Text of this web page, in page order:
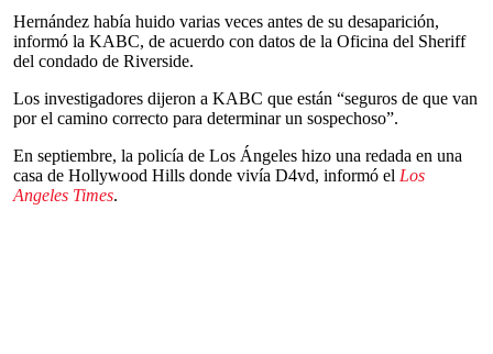
Hernández había huido varias veces antes de su desaparición,
informó la KABC, de acuerdo con datos de la Oficina del Sheriff
del condado de Riverside.
Los investigadores dijeron a KABC que están “seguros de que van
por el camino correcto para determinar un sospechoso”.
En septiembre, la policía de Los Ángeles hizo una redada en una
casa de Hollywood Hills donde vivía D4vd, informó el Los
Angeles Times.